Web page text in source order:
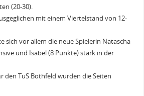
(20-30).
mit einem Viertelstand von 12-
sich vor allem die neue Spielerin Natascha
und Isabel (8 Punkte) stark in der
den TuS Bothfeld wurden die Seiten